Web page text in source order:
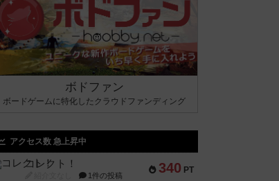
ボドファン
ボードゲームに特化したクラウドファンディング
アクセス数 急上昇中
340 PT
コレクト！
1件の投稿